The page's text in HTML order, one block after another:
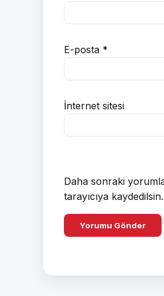
E-posta *
İnternet sitesi
Daha sonraki
tarayıcıya kaydedilsin.